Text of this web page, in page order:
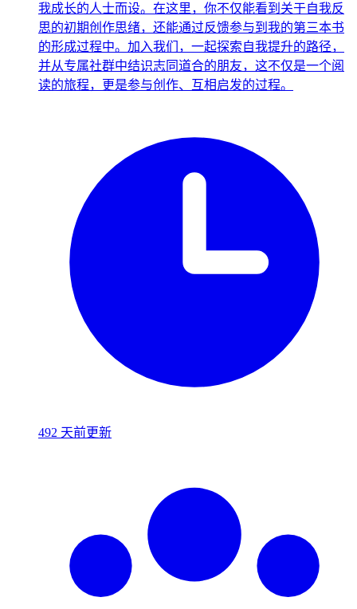
我成长的人士而设。在这里，你不仅能看到关于自我反
思的初期创作思绪，还能通过反馈参与到我的第三本书
的形成过程中。加入我们，一起探索自我提升的路径，
并从专属社群中结识志同道合的朋友，这不仅是一个阅
读的旅程，更是参与创作、互相启发的过程。
492 天前更新